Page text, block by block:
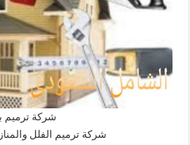
شركة ترميم
شركة ترميم الفلل